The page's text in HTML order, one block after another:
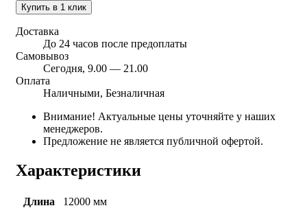
Купить в 1 клик
Доставка
До 24 часов после предоплаты
Самовывоз
Сегодня, 9.00 — 21.00
Оплата
Наличными, Безналичная
Внимание! Актуальные цены уточняйте у наших
менеджеров.
Предложение не является публичной офертой.
Характеристики
Длина
12000 мм